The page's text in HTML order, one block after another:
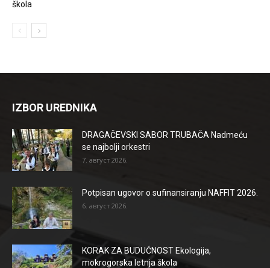
škola
IZBOR UREDNIKA
DRAGAČEVSKI SABOR TRUBAČA Nadmeću
se najbolji orkestri
7. август 2026.
Potpisan ugovor o sufinansiranju NAFFIT 2026.
6. август 2026.
KORAK ZA BUDUĆNOST Ekologija,
mokrogorska letnja škola